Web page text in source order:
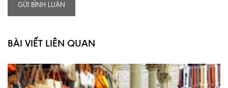
GỬI BÌNH LUẬN
BÀI VIẾT LIÊN QUAN